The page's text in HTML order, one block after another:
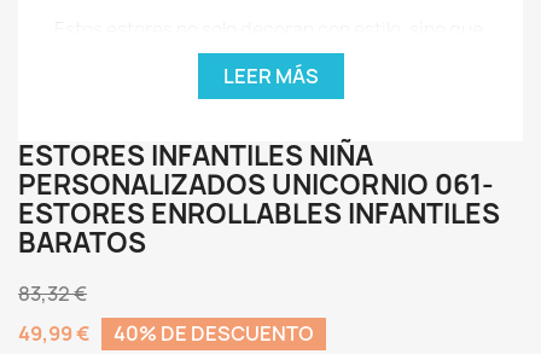
también cumplen una función práctica esencial:
filtran la luz, aportan privacidad y ayudan a crear
un entorno seguro y acogedor. Perfectos para
fáciles de usar, seguros y están fabricados con
materiales resistentes, duraderos y fáciles de
limpiar.
🎨Diseños originales y alegres
🔠Personalización con nombre
forma armoniosa en el diseño.
🌿Tejido antimicrobiano ideal para entornos
LEER MÁS
ESTORES INFANTILES NIÑA
PERSONALIZADOS UNICORNIO 061-
ESTORES ENROLLABLES INFANTILES
BARATOS
83,32 €
49,99 €
40% DE DESCUENTO